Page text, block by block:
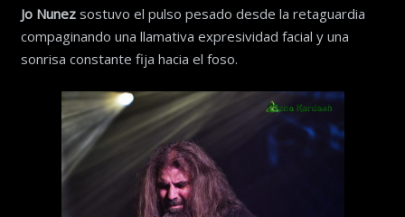
Jo Nunezsostuvo el pulso pesado desde la retaguardia
compaginando una llamativa expresividad facial y una
sonrisa constante fija hacia el foso.